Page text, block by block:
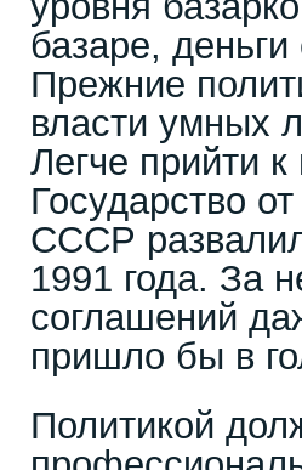
базаре,
Прежние
власти умных
Легче прийти
Государство
СССР
1991 года. За
соглашений
пришло бы в
Политикой